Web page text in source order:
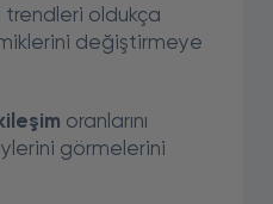
oldukça
değiştirmeye
oranlarını
görmelerini